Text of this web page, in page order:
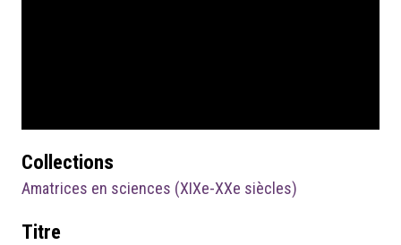
Collections
Amatrices en sciences (XIXe-XXe siècles)
Titre